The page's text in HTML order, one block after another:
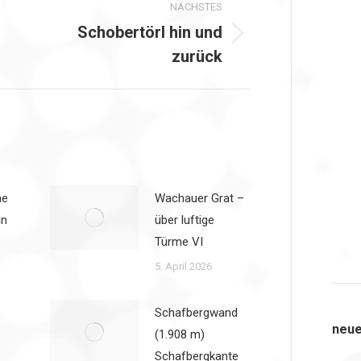
NÄCHSTES
Nächster
Schobertörl hin und
zurück
Wachauer Grat –
über luftige
Türme VI
5. April 2026
Schafbergwand
(1.908 m)
Schafbergkante